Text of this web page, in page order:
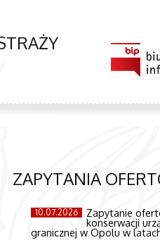
ZAPYTANIA
10.07.2026 Zapytanie
konserwacji
granicznej w Opolu w